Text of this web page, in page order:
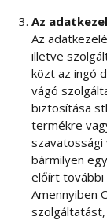
Az
Az
illetve
közt az ingó
vágó
biztosítása
termékre
szavatossági
bármilyen
előírt
Amennyiben